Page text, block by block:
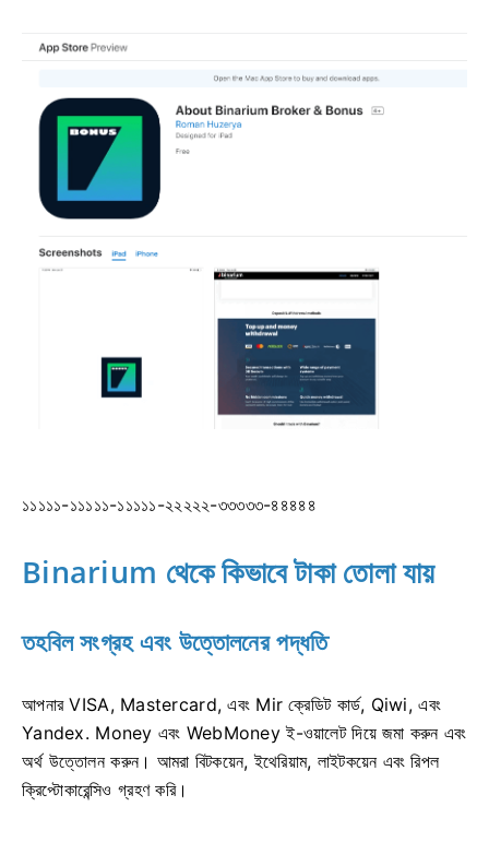
১১১১১-১১১১১-১১১১১-২২২২২-৩৩৩৩৩-৪৪৪৪৪
Binarium থেকে কিভাবে টাকা তোলা যায়
তহবিল সংগ্রহ এবং উত্তোলনের পদ্ধতি
আপনার VISA, Mastercard, এবং Mir ক্রেডিট কার্ড, Qiwi, এবং
Yandex. Money এবং WebMoney ই-ওয়ালেট দিয়ে জমা করুন এবং
অর্থ উত্তোলন করুন। আমরা বিটকয়েন, ইথেরিয়াম, লাইটকয়েন এবং রিপল
ক্রিপ্টোকারেন্সিও গ্রহণ করি।